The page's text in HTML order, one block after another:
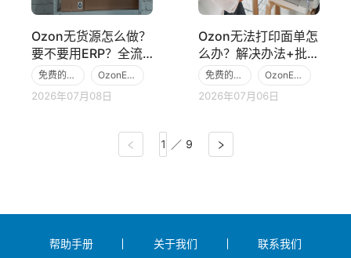
Ozon无货源怎么做？
要不要用ERP？全流
程详解免费的跨境电商ERP OzonERP
Ozon
2026年07月08日
Ozon无法打印面单怎
么办？解决办法+批量
打印面单步骤
免费的跨境电商ERP OzonERP
Ozon
2026年07月06日
／ 9
帮助手册 关于我们 联系我们